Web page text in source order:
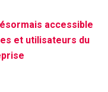
accessible
et utilisateurs du